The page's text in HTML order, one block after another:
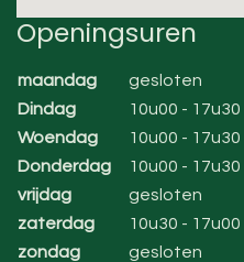
Openingsuren
maandag
gesloten
Dindag
10u00 - 17u30
Woendag
10u00 - 17u30
Donderdag
10u00 - 17u30
vrijdag
gesloten
zaterdag
10u30 - 17u00
zondag
gesloten